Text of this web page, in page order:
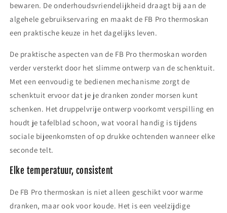
bewaren. De onderhoudsvriendelijkheid draagt bij aan de
algehele gebruikservaring en maakt de FB Pro thermoskan
een praktische keuze in het dagelijks leven.
De praktische aspecten van de FB Pro thermoskan worden
verder versterkt door het slimme ontwerp van de schenktuit.
Met een eenvoudig te bedienen mechanisme zorgt de
schenktuit ervoor dat je je dranken zonder morsen kunt
schenken. Het druppelvrije ontwerp voorkomt verspilling en
houdt je tafelblad schoon, wat vooral handig is tijdens
sociale bijeenkomsten of op drukke ochtenden wanneer elke
seconde telt.
Elke temperatuur, consistent
De FB Pro thermoskan is niet alleen geschikt voor warme
dranken, maar ook voor koude. Het is een veelzijdige